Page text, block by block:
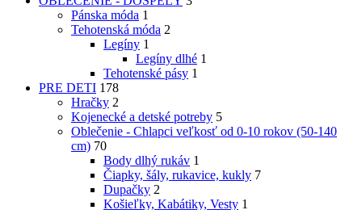
Pánska móda 1
Tehotenská móda 2
Legíny 1
Legíny dlhé 1
Tehotenské pásy 1
PRE DETI 178
Hračky 2
Kojenecké a detské potreby 5
Oblečenie - Chlapci veľkosť od 0-10 rokov (50-140
cm) 70
Body dlhý rukáv 1
Čiapky, šály, rukavice, kukly 7
Dupačky 2
Košieľky, Kabátiky, Vesty 1